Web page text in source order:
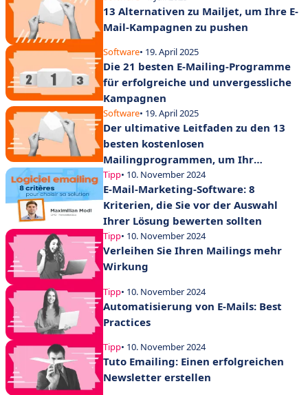
13 Alternativen zu Mailjet, um Ihre E-
Mail-Kampagnen zu pushen
Software• 19. April 2025
Die 21 besten E-Mailing-Programme
für erfolgreiche und unvergessliche
Kampagnen
Software• 19. April 2025
Der ultimative Leitfaden zu den 13
besten kostenlosen
Mailingprogrammen, um Ihr
Marketing im Jahr 2025 anzukurbeln
Tipp• 10. November 2024
E-Mail-Marketing-Software: 8
Kriterien, die Sie vor der Auswahl
Ihrer Lösung bewerten sollten
Tipp• 10. November 2024
Verleihen Sie Ihren Mailings mehr
Wirkung
Tipp• 10. November 2024
Automatisierung von E-Mails: Best
Practices
Tipp• 10. November 2024
Tuto Emailing: Einen erfolgreichen
Newsletter erstellen